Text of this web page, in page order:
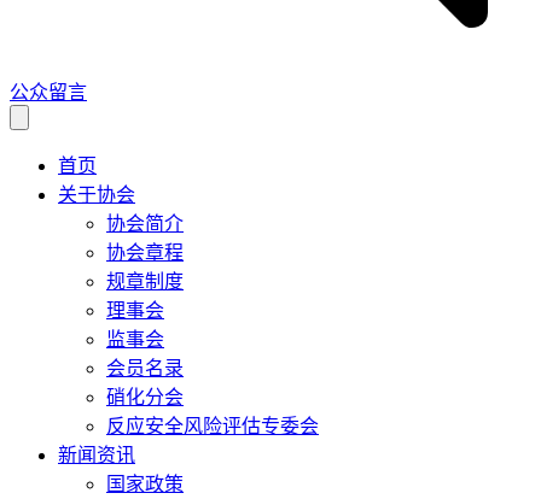
公众留言
首页
关于协会
协会简介
协会章程
规章制度
理事会
监事会
会员名录
硝化分会
反应安全风险评估专委会
新闻资讯
国家政策